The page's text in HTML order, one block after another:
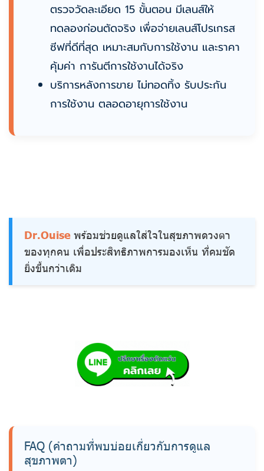
ตรวจวัดละเอียด 15 ขั้นตอน มีเลนส์ให้
ทดลองก่อนตัดจริง เพื่อจ่ายเลนส์โปรเกรส
ซีฟที่ดีที่สุด เหมาะสมกับการใช้งาน และราคา
คุ้มค่า การันตีการใช้งานได้จริง
บริการหลังการขาย ไม่ทอดทิ้ง รับประกัน
การใช้งาน ตลอดอายุการใช้งาน
Dr.Ouise พร้อมช่วยดูแลใส่ใจในสุขภาพดวงตา
ของทุกคน เพื่อประสิทธิภาพการมองเห็น ที่คมชัด
ยิ่งขึ้นกว่าเดิม
FAQ (คำถามที่พบบ่อยเกี่ยวกับการดูแล
สุขภาพตา)